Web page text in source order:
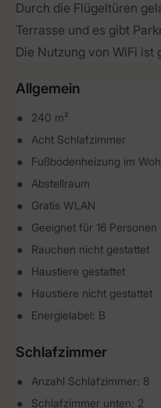
Durch die Flügeltüren
Terrasse und es gibt
Die Nutzung von WiFi ist
Allgemein
240 m²
Acht Schlafzimmer
Fußbodenheizung im
Abstellraum
Gratis WLAN
Geeignet für 16 Personen
Rauchen nicht gestattet
Haustiere gestattet
Haustiere nicht gestattet
Energielabel: B
Schlafzimmer
Anzahl Schlafzimmer: 8
Schlafzimmer unten: 2